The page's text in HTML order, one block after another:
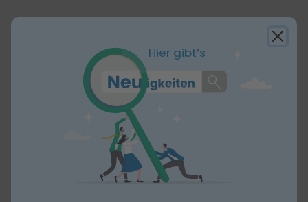
Stückzahl: - +
In den Warenkorb
Produktbeschreibung
Hier gibt’s